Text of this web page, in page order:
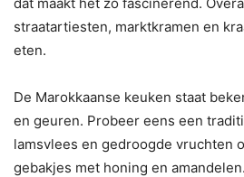
straatartiesten, marktkramen en
eten.
De Marokkaanse keuken staat
en geuren. Probeer eens een
lamsvlees en gedroogde vruchten
gebakjes met honing en